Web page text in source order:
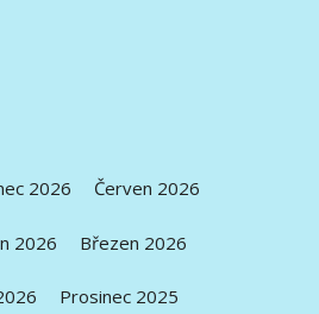
2026 Červen 2026
2026 Březen 2026
Prosinec 2025